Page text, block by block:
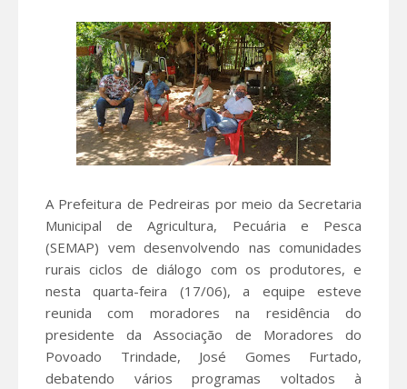
A Prefeitura de Pedreiras por meio da Secretaria
Municipal de Agricultura, Pecuária e Pesca
(SEMAP) vem desenvolvendo nas comunidades
rurais ciclos de diálogo com os produtores, e
nesta quarta-feira (17/06), a equipe esteve
reunida com moradores na residência do
presidente da Associação de Moradores do
Povoado Trindade, José Gomes Furtado,
debatendo vários programas voltados à